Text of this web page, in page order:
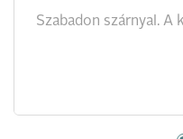
Szabadon szárnyal. A